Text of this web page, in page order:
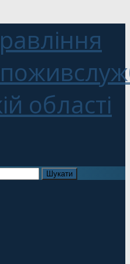
області